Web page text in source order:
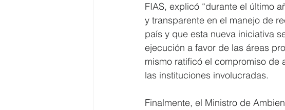
FIAS, explicó “durante el último
y transparente en el manejo de
país y que esta nueva iniciativa
ejecución a favor de las áreas
mismo ratificó el compromiso
las instituciones involucradas.
Finalmente, el Ministro de